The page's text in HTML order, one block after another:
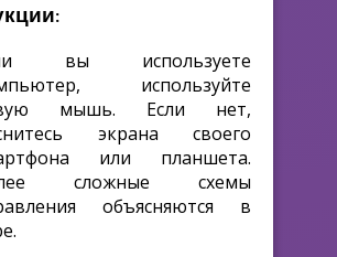
вы используете
используйте
мышь. Если нет,
экрана своего
или планшета.
сложные схемы
объясняются в